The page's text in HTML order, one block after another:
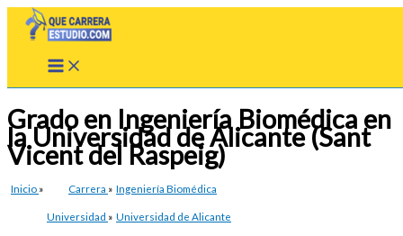
Grado en Ingeniería Biomédica en
la Universidad de Alicante (Sant
Vicent del Raspeig)
Inicio » Carrera » Ingeniería Biomédica
Universidad » Universidad de Alicante